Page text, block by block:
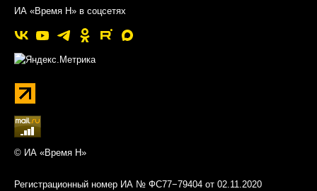
ИА «Время Н» в соцсетях
© ИА «Время Н»
Регистрационный номер ИА № ФС77−79404 от 02.11.2020